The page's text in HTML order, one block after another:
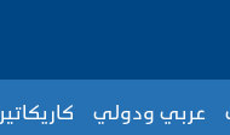
عربي ودولي كاريكاتير